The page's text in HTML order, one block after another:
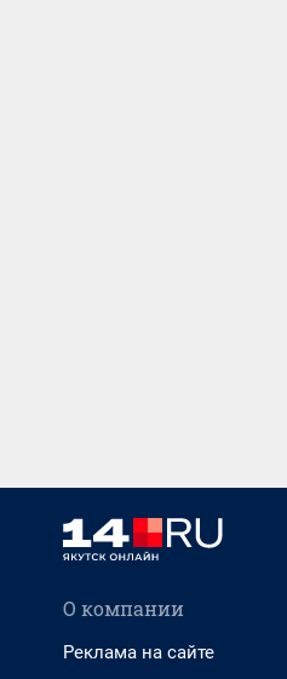
О компании
Реклама на сайте